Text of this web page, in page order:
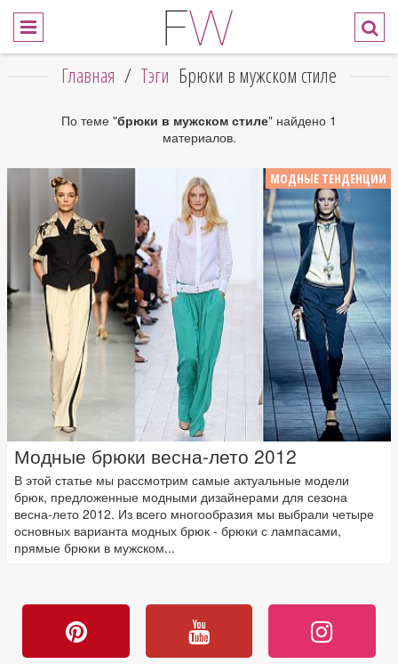
Главная / Тэги Брюки в мужском стиле
По теме "брюки в мужском стиле" найдено 1
материалов.
МОДНЫЕ ТЕНДЕНЦИИ
Модные брюки весна-лето 2012
В этой статье мы рассмотрим самые актуальные модели
брюк, предложенные модными дизайнерами для сезона
весна-лето 2012. Из всего многообразия мы выбрали четыре
основных варианта модных брюк - брюки с лампасами,
прямые брюки в мужском...